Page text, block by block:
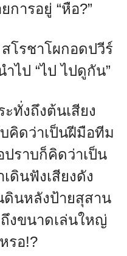
การอยู่ “หือ?”
สโรชาโผกอดปวีร์
ไป “ไป ไปดูกัน”
ทั่งถึงต้นเสียง
คิดว่าเป็นฝีมือทีม
ราบก็คิดว่าเป็น
ดินฟังเสียงดัง
ดินหลังป้ายสุสาน
งขนาดเล่นใหญ่
รอ!?